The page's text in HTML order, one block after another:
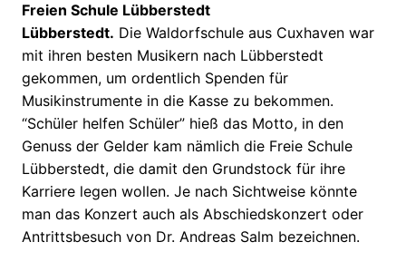
Freien Schule Lübberstedt
Lübberstedt. Die Waldorfschule aus Cuxhaven war
mit ihren besten Musikern nach Lübberstedt
gekommen, um ordentlich Spenden für
Musikinstrumente in die Kasse zu bekommen.
“Schüler helfen Schüler” hieß das Motto, in den
Genuss der Gelder kam nämlich die Freie Schule
Lübberstedt, die damit den Grundstock für ihre
Karriere legen wollen. Je nach Sichtweise könnte
man das Konzert auch als Abschiedskonzert oder
Antrittsbesuch von Dr. Andreas Salm bezeichnen.